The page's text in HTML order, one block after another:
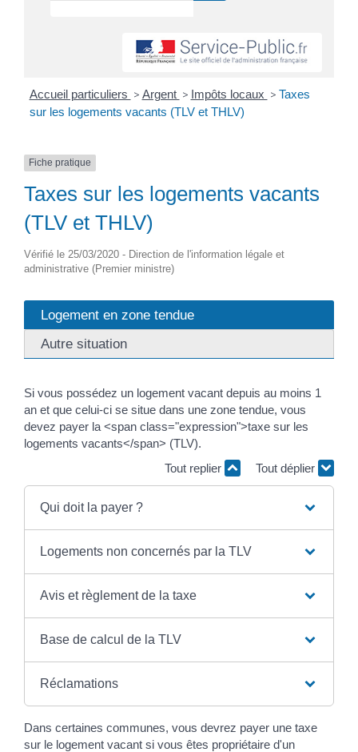
Accueil particuliers > Argent > Impôts locaux > Taxes
sur les logements vacants (TLV et THLV)
Fiche pratique
Taxes sur les logements vacants
(TLV et THLV)
Vérifié le 25/03/2020 - Direction de l'information légale et
administrative (Premier ministre)
Logement en zone tendue
Autre situation
Si vous possédez un logement vacant depuis au moins 1
an et que celui-ci se situe dans une zone tendue, vous
devez payer la <span class="expression">taxe sur les
logements vacants</span> (TLV).
Tout replier
Tout déplier
Qui doit la payer ?
Logements non concernés par la TLV
Avis et règlement de la taxe
Base de calcul de la TLV
Réclamations
Dans certaines communes, vous devrez payer une taxe
sur le logement vacant si vous êtes propriétaire d'un